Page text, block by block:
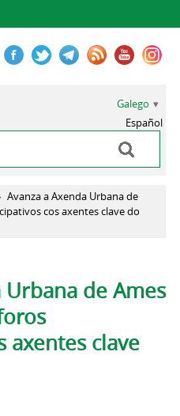
Galego
Español
Avanza a Axenda Urbana de
cos axentes clave do
Urbana de Ames
axentes clave